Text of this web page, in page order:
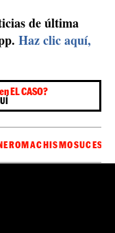
de última
Haz clic aquí,
EL CASO?
MACHISMO